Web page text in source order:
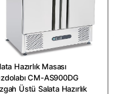
Hazırlık Masası
CM-AS900DG
Üstü Salata Hazırlık